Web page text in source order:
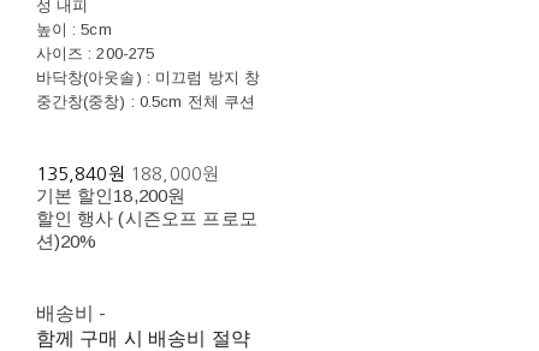
성 내피
높이 : 5cm
사이즈 : 200-275
바닥창(아웃솔) : 미끄럼 방지 창
중간창(중창) : 0.5cm 전체 쿠션
135,840원 188,000원
기본 할인18,200원
할인 행사 (시즌오프 프로모
션)20%
배송비 -
함께 구매 시 배송비 절약